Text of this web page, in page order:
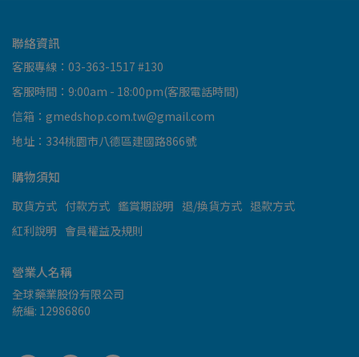
聯絡資訊
客服專線：03-363-1517 #130
客服時間：9:00am - 18:00pm(客服電話時間)
信箱：gmedshop.com.tw@gmail.com
地址：334桃園市八德區建國路866號
購物須知
取貨方式 付款方式 鑑賞期說明 退/換貨方式 退款方式
紅利說明 會員權益及規則
營業人名稱
全球藥業股份有限公司
統編: 12986860